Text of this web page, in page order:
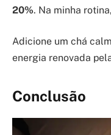
20%. Na minha
Adicione um chá
energia renovada
Conclusão